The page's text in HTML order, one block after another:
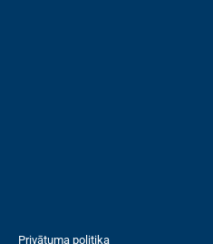
Privātuma politika